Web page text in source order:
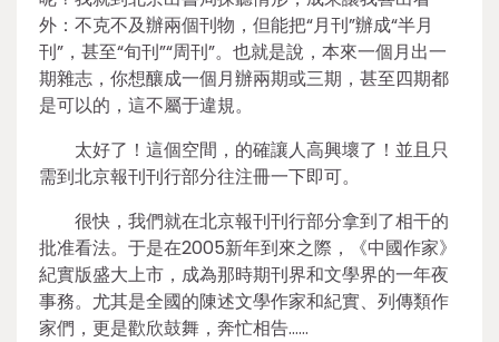
外：不克不及辦兩個刊物，但能把“月刊”辦成“半月
刊”，甚至“旬刊”“周刊”。也就是說，本來一個月出一
期雜志，你想釀成一個月辦兩期或三期，甚至四期都
是可以的，這不屬于違規。
太好了！這個空間，的確讓人高興壞了！並且只
需到北京報刊刊行部分往注冊一下即可。
很快，我們就在北京報刊刊行部分拿到了相干的
批准看法。于是在2005新年到來之際，《中國作家》
紀實版盛大上市，成為那時期刊界和文學界的一年夜
事務。尤其是全國的陳述文學作家和紀實、列傳類作
家們，更是歡欣鼓舞，奔忙相告……